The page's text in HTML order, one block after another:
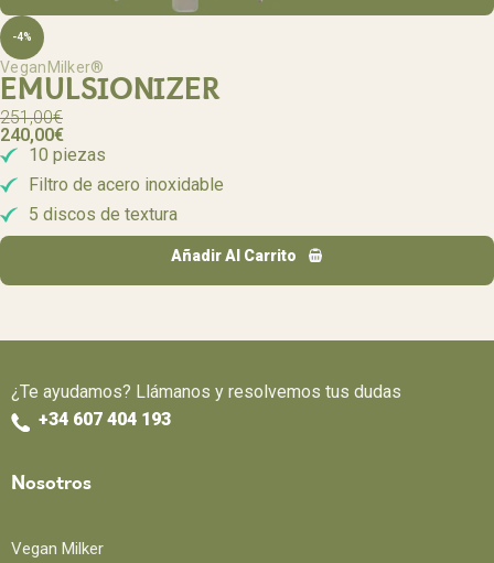
-4%
VeganMilker®
EMULSIONIZER
251,00€
240,00€
10 piezas
Filtro de acero inoxidable
5 discos de textura
Añadir Al Carrito
¿Te ayudamos? Llámanos y resolvemos tus dudas
+34 607 404 193
Nosotros
Vegan Milker